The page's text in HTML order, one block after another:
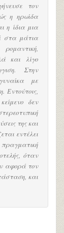
τον
η ηρωίδα
η ίδια μια
στα μάτια
και λίγο
Στην
με
Εντούτοις,
δεν
της και
εντέλει
όταν
αφορά τον
και